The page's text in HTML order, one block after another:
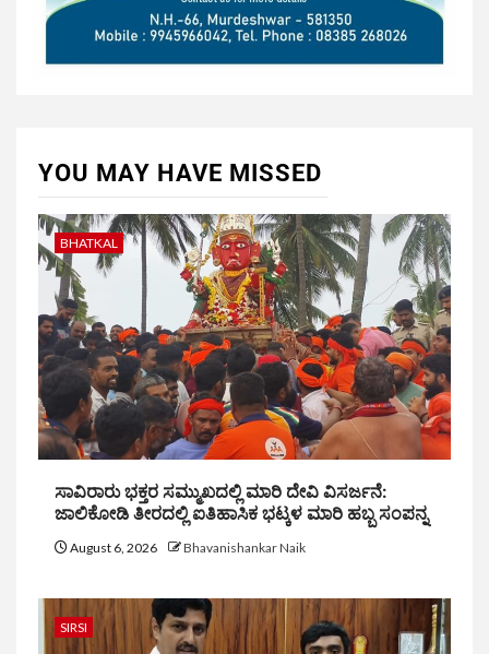
YOU MAY HAVE MISSED
BHATKAL
ಸಾವಿರಾರು ಭಕ್ತರ ಸಮ್ಮುಖದಲ್ಲಿ ಮಾರಿ ದೇವಿ ವಿಸರ್ಜನೆ:
ಜಾಲಿಕೋಡಿ ತೀರದಲ್ಲಿ ಐತಿಹಾಸಿಕ ಭಟ್ಕಳ ಮಾರಿ ಹಬ್ಬ ಸಂಪನ್ನ
August 6, 2026 Bhavanishankar Naik
SIRSI